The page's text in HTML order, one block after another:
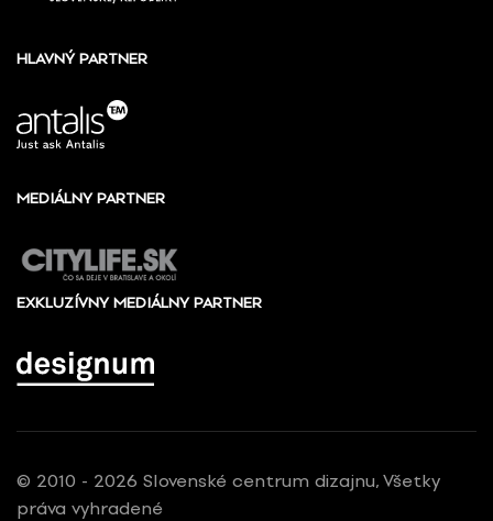
HLAVNÝ PARTNER
MEDIÁLNY PARTNER
EXKLUZÍVNY MEDIÁLNY PARTNER
© 2010 - 2026 Slovenské centrum dizajnu, Všetky
práva vyhradené